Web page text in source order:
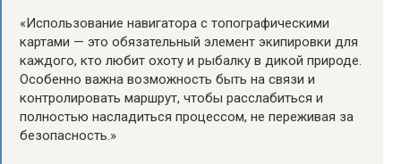
«Использование навигатора с топографическими
картами — это обязательный элемент экипировки для
каждого, кто любит охоту и рыбалку в дикой природе.
Особенно важна возможность быть на связи и
контролировать маршрут, чтобы расслабиться и
полностью насладиться процессом, не переживая за
безопасность.»